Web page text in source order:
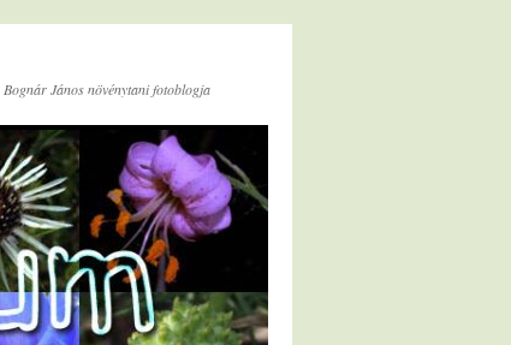
Bognár János növénytani fotoblogja